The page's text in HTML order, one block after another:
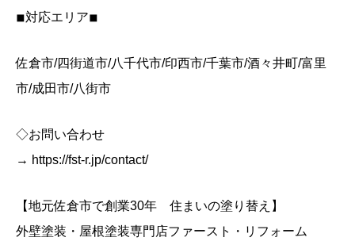
◾︎対応エリア◾︎
佐倉市/四街道市/八千代市/印西市/千葉市/酒々井町/富里
市/成田市/八街市
◇お問い合わせ
→ https://fst-r.jp/contact/
【地元佐倉市で創業30年 住まいの塗り替え】
外壁塗装・屋根塗装専門店ファースト・リフォーム